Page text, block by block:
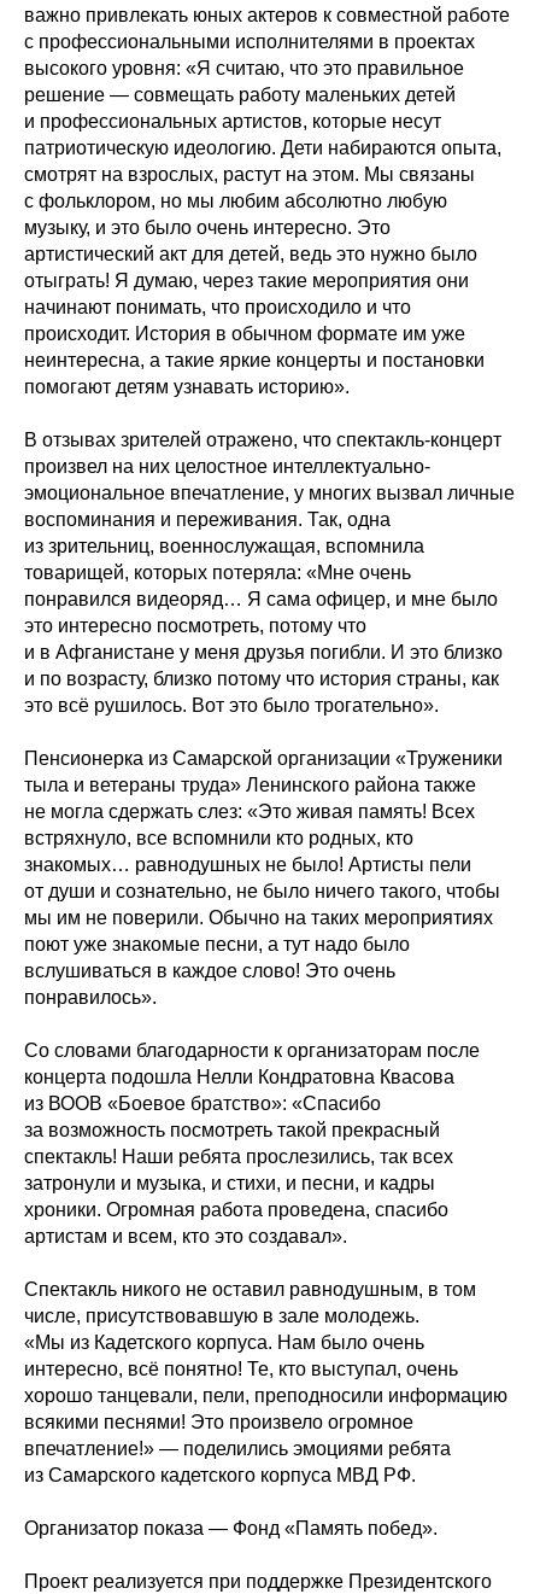
важно привлекать юных актеров к совместной работе
с профессиональными исполнителями в проектах
высокого уровня: «Я считаю, что это правильное
решение — совмещать работу маленьких детей
и профессиональных артистов, которые несут
патриотическую идеологию. Дети набираются опыта,
смотрят на взрослых, растут на этом. Мы связаны
с фольклором, но мы любим абсолютно любую
музыку, и это было очень интересно. Это
артистический акт для детей, ведь это нужно было
отыграть! Я думаю, через такие мероприятия они
начинают понимать, что происходило и что
происходит. История в обычном формате им уже
неинтересна, а такие яркие концерты и постановки
помогают детям узнавать историю».
В отзывах зрителей отражено, что спектакль-концерт
произвел на них целостное интеллектуально-
эмоциональное впечатление, у многих вызвал личные
воспоминания и переживания. Так, одна
из зрительниц, военнослужащая, вспомнила
товарищей, которых потеряла: «Мне очень
понравился видеоряд… Я сама офицер, и мне было
это интересно посмотреть, потому что
и в Афганистане у меня друзья погибли. И это близко
и по возрасту, близко потому что история страны, как
это всё рушилось. Вот это было трогательно».
Пенсионерка из Самарской организации «Труженики
тыла и ветераны труда» Ленинского района также
не могла сдержать слез: «Это живая память! Всех
встряхнуло, все вспомнили кто родных, кто
знакомых… равнодушных не было! Артисты пели
от души и сознательно, не было ничего такого, чтобы
мы им не поверили. Обычно на таких мероприятиях
поют уже знакомые песни, а тут надо было
вслушиваться в каждое слово! Это очень
понравилось».
Со словами благодарности к организаторам после
концерта подошла Нелли Кондратовна Квасова
из ВООВ «Боевое братство»: «Спасибо
за возможность посмотреть такой прекрасный
спектакль! Наши ребята прослезились, так всех
затронули и музыка, и стихи, и песни, и кадры
хроники. Огромная работа проведена, спасибо
артистам и всем, кто это создавал».
Спектакль никого не оставил равнодушным, в том
числе, присутствовавшую в зале молодежь.
«Мы из Кадетского корпуса. Нам было очень
интересно, всё понятно! Те, кто выступал, очень
хорошо танцевали, пели, преподносили информацию
всякими песнями! Это произвело огромное
впечатление!» — поделились эмоциями ребята
из Самарского кадетского корпуса МВД РФ.
Организатор показа — Фонд «Память побед».
Проект реализуется при поддержке Президентского